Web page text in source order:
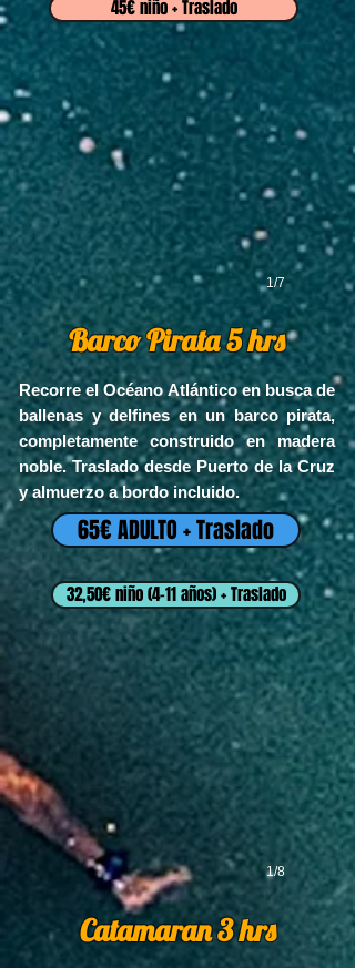
45€ niño + Traslado
1/7
Barco Pirata 5 hrs
Recorre el Océano Atlántico en busca de
ballenas y delfines en un barco pirata,
completamente construido en madera
noble. Traslado desde Puerto de la Cruz
y almuerzo a bordo incluido.
65€ ADULTO + Traslado
32,50€ niño (4-11 años) + Traslado
1/8
Catamaran 3 hrs